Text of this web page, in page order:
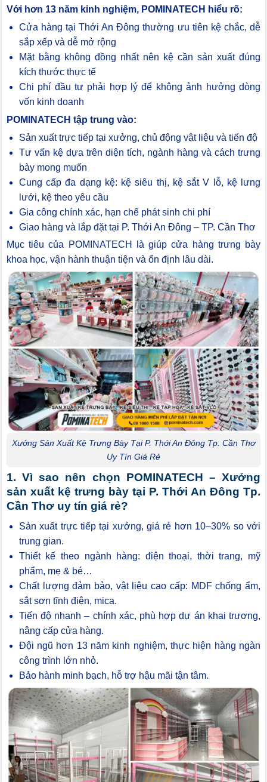
Với hơn 13 năm kinh nghiệm, POMINATECH hiểu rõ:
Cửa hàng tại Thới An Đông thường ưu tiên kệ chắc, dễ
sắp xếp và dễ mở rộng
Mặt bằng không đồng nhất nên kệ cần sản xuất đúng
kích thước thực tế
Chi phí đầu tư phải hợp lý để không ảnh hưởng dòng
vốn kinh doanh
POMINATECH tập trung vào:
Sản xuất trực tiếp tại xưởng, chủ động vật liệu và tiến độ
Tư vấn kệ dựa trên diện tích, ngành hàng và cách trưng
bày mong muốn
Cung cấp đa dạng kệ: kệ siêu thị, kệ sắt V lỗ, kệ lưng
lưới, kệ theo yêu cầu
Gia công chính xác, hạn chế phát sinh chi phí
Giao hàng và lắp đặt tại P. Thới An Đông – TP. Cần Thơ
Mục tiêu của POMINATECH là giúp cửa hàng trưng bày
khoa học, vận hành thuận tiện và ổn định lâu dài.
Xưởng Sản Xuất Kệ Trưng Bày Tại P. Thới An Đông Tp. Cần Thơ
Uy Tín Giá Rẻ
1. Vì sao nên chọn POMINATECH – Xưởng
sản xuất kệ trưng bày tại P. Thới An Đông Tp.
Cần Thơ uy tín giá rẻ?
Sản xuất trực tiếp tại xưởng, giá rẻ hơn 10–30% so với
trung gian.
Thiết kế theo ngành hàng: điện thoại, thời trang, mỹ
phẩm, mẹ & bé…
Chất lượng đảm bảo, vật liệu cao cấp: MDF chống ẩm,
sắt sơn tĩnh điện, mica.
Tiến độ nhanh – chính xác, phù hợp dự án khai trương,
nâng cấp cửa hàng.
Đội ngũ hơn 13 năm kinh nghiệm, thực hiện hàng ngàn
công trình lớn nhỏ.
Bảo hành minh bạch, hỗ trợ hậu mãi tận tâm.